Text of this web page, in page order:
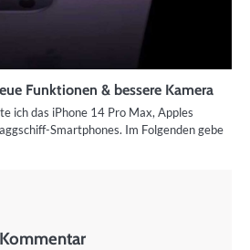
Funktionen & bessere Kamera
ich das iPhone 14 Pro Max, Apples
Smartphones. Im Folgenden gebe